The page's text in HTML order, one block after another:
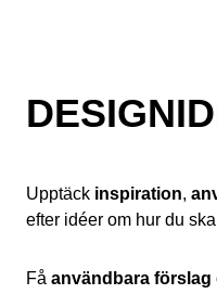
Upptäck inspiration,
efter idéer om hur du
Få användbara förslag